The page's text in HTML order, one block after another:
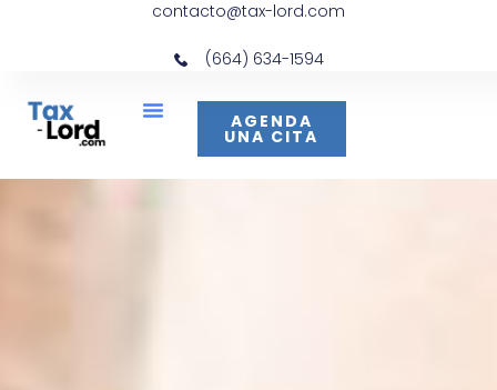
contacto@tax-lord.com
(664) 634-1594
AGENDA
UNA CITA